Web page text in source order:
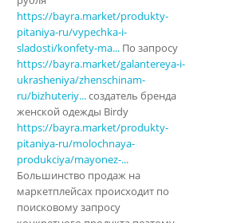
https://bayra.market/produkty-
pitaniya-ru/vypechka-i-
sladosti/konfety-ma... По запросу
https://bayra.market/galantereya-i-
ukrasheniya/zhenschinam-
ru/bizhuteriy...создатель бренда
женской одежды Birdy
https://bayra.market/produkty-
pitaniya-ru/molochnaya-
produkciya/mayonez-...
Большинство продаж на
маркетплейсах происходит по
поисковому запросу